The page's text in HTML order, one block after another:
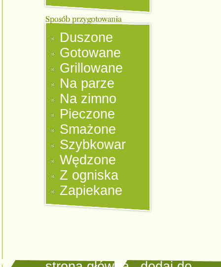
Duszone
Gotowane
Grillowane
Na parze
Na zimno
Pieczone
Smażone
Szybkowar
Wędzone
Z ogniska
Zapiekane